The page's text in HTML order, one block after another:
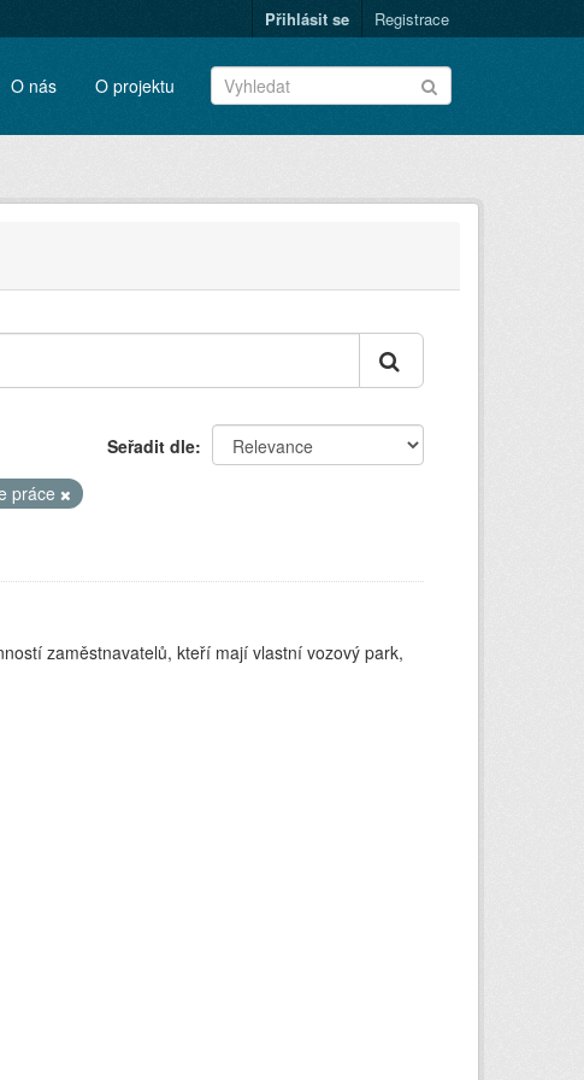
Přihlásit se Registrace
O nás O projektu
Seřadit dle
práce
zaměstnavatelů, kteří mají vlastní vozový park,